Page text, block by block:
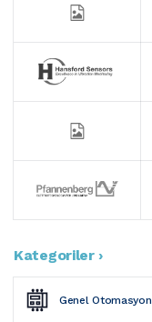
Kategoriler ›
Genel Otomasyon